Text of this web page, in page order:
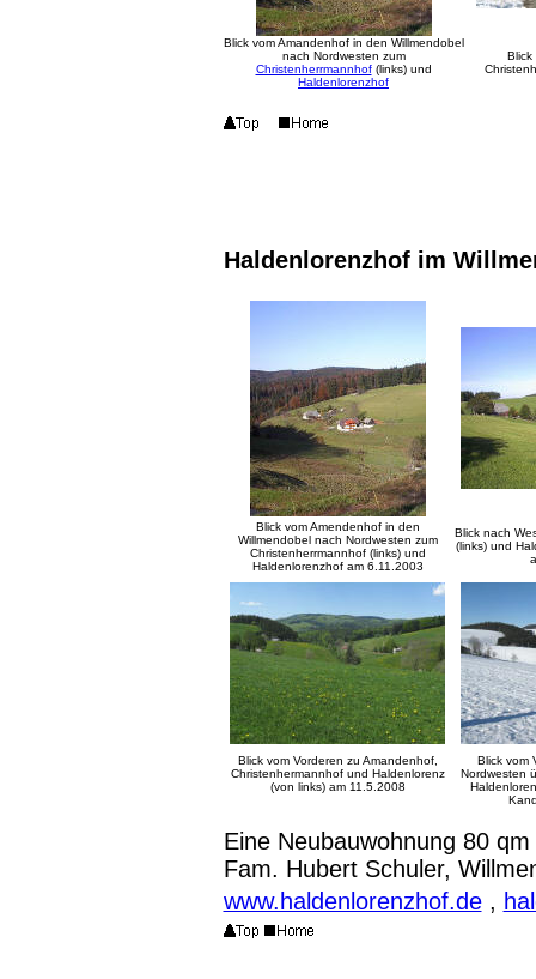
Blick vom Amandenhof in den Willmendobel
nach Nordwesten zum
Christenherrmannhof(links) und
Haldenlorenzhof
Blick
Haldenlorenzhof im
Blick vom Amendenhof in den
Willmendobel nach Nordwesten zum
Christenherrmannhof(links) und
Haldenlorenzhof am 6.11.2003
Blick nach
(links) und
Blick vom Vorderen zu Amandenhof,
Christenhermannhof und Haldenlorenz
(von links) am 11.5.2008
Blick vom
Nordwesten
Eine Neubauwohnung 80 qm
Fam. Hubert Schuler,
www.haldenlorenzhof.de,